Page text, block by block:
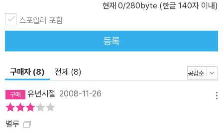
그린 다른 작품들도 출간될 예정이다. 『장갑』의 매력에 빠진 독자라
면 이후 출간될 에우게니 M. 라쵸프 작가의 다른 그림책들에도 기대
현재 0/280byte (한글 140자 이내)
스포일러 포함
등록
구매자 (8) 전체 (8)
유년시절 2008-11-26
별루